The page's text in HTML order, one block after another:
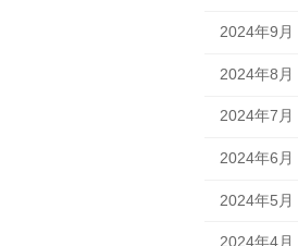
2024年9月
2024年8月
2024年7月
2024年6月
2024年5月
2024年4月